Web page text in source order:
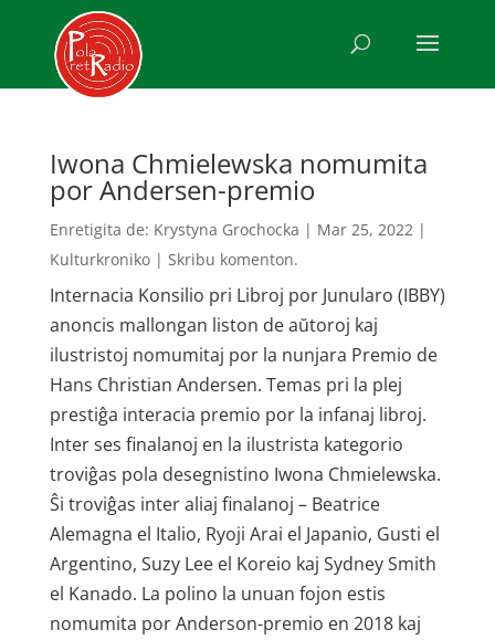
Iwona Chmielewska nomumita
por Andersen-premio
Enretigita de: Krystyna Grochocka | Mar 25, 2022|
Kulturkroniko| Skribu komenton.
Internacia Konsilio pri Libroj por Junularo (IBBY)
anoncis mallongan liston de aŭtoroj kaj
ilustristoj nomumitaj por la nunjara Premio de
Hans Christian Andersen. Temas pri la plej
prestiĝa interacia premio por la infanaj libroj.
Inter ses finalanoj en la ilustrista kategorio
troviĝas pola desegnistino Iwona Chmielewska.
Ŝi troviĝas inter aliaj finalanoj – Beatrice
Alemagna el Italio, Ryoji Arai el Japanio, Gusti el
Argentino, Suzy Lee el Koreio kaj Sydney Smith
el Kanado. La polino la unuan fojon estis
nomumita por Anderson-premio en 2018 kaj